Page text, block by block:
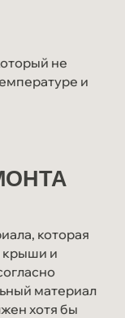
не
и
которая
крыши и
материал
хотя бы